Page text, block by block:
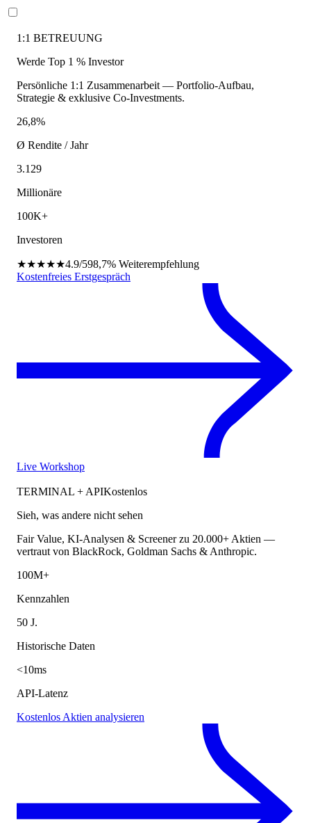
1:1 BETREUUNG
Werde Top 1 % Investor
Persönliche 1:1 Zusammenarbeit — Portfolio-Aufbau,
Strategie & exklusive Co-Investments.
26,8%
Ø Rendite / Jahr
3.129
Millionäre
100K+
Investoren
★★★★★4.9/598,7% Weiterempfehlung
Kostenfreies Erstgespräch
Live Workshop
TERMINAL + APIKostenlos
Sieh, was andere nicht sehen
Fair Value, KI-Analysen & Screener zu 20.000+ Aktien —
vertraut von BlackRock, Goldman Sachs & Anthropic.
100M+
Kennzahlen
50 J.
Historische Daten
<10ms
API-Latenz
Kostenlos Aktien analysieren